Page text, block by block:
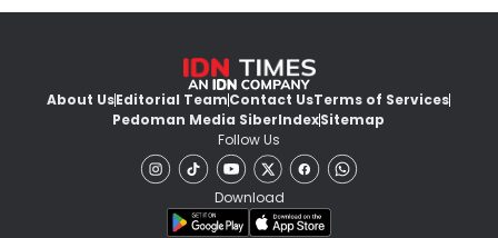
About UsEditorial TeamContact UsTerms of Services
Pedoman Media SiberIndexSitemap
Follow Us
Download